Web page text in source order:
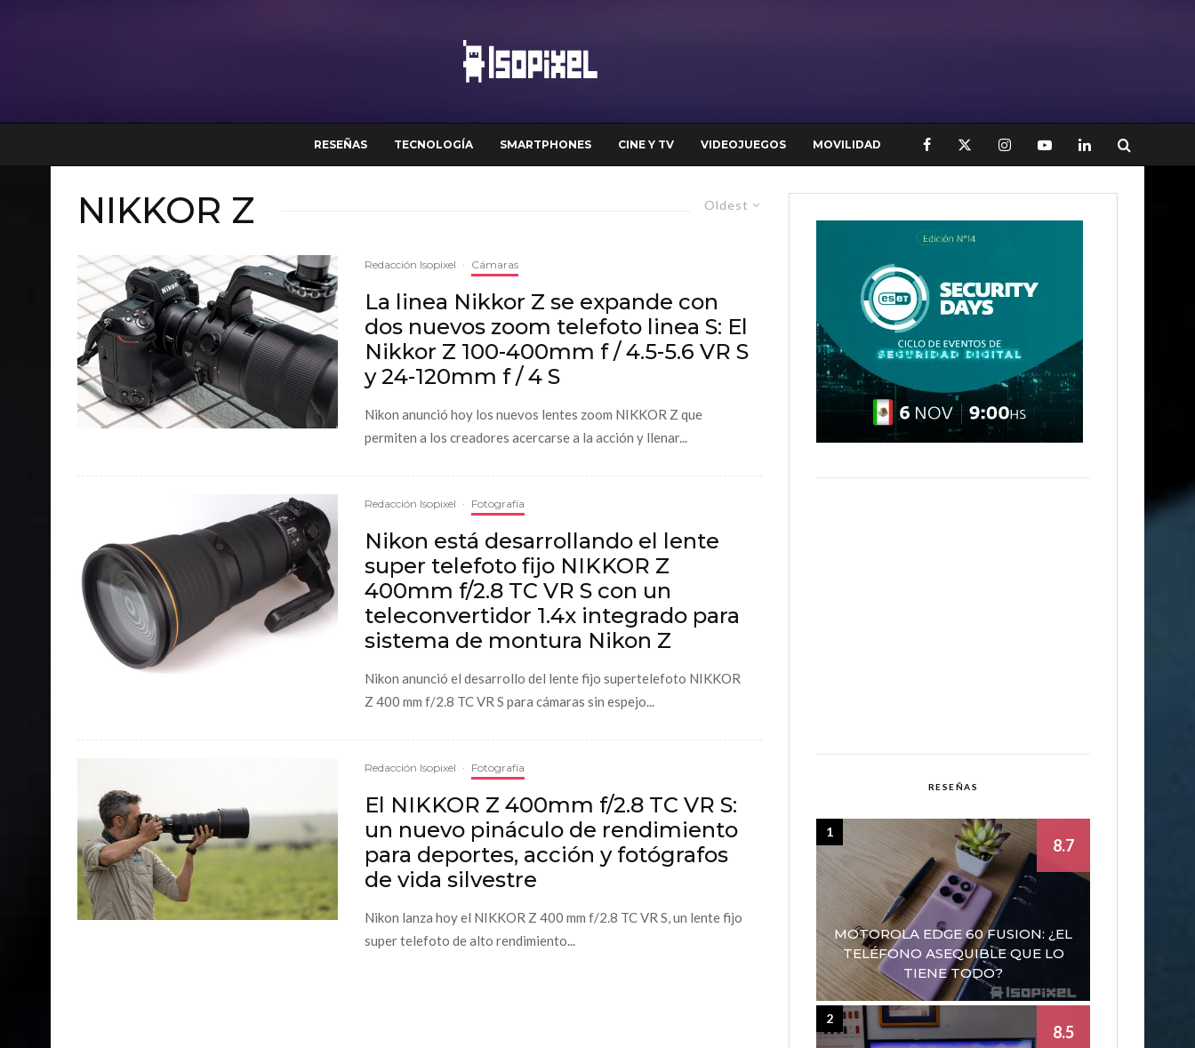
RESEÑAS TECNOLOGÍA SMARTPHONES CINE Y TV VIDEOJUEGOS MOVILIDAD
Oldest
NIKKOR Z
Redacción Isopixel · Cámaras
La linea Nikkor Z se expande con
dos nuevos zoom telefoto linea S: El
Nikkor Z 100-400mm f / 4.5-5.6 VR S
y 24-120mm f / 4 S
Nikon anunció hoy los nuevos lentes zoom NIKKOR Z que
permiten a los creadores acercarse a la acción y llenar...
Redacción Isopixel · Fotografía
Nikon está desarrollando el lente
super telefoto fijo NIKKOR Z
400mm f/2.8 TC VR S con un
teleconvertidor 1.4x integrado para
sistema de montura Nikon Z
Nikon anunció el desarrollo del lente fijo supertelefoto NIKKOR
Z 400 mm f/2.8 TC VR S para cámaras sin espejo...
Redacción Isopixel · Fotografía
El NIKKOR Z 400mm f/2.8 TC VR S:
un nuevo pináculo de rendimiento
para deportes, acción y fotógrafos
de vida silvestre
Nikon lanza hoy el NIKKOR Z 400 mm f/2.8 TC VR S, un lente fijo
super telefoto de alto rendimiento...
RESEÑAS
MOTOROLA EDGE 60 FUSION: ¿EL
TELÉFONO ASEQUIBLE QUE LO
TIENE TODO?
8.7
1
8.5
2